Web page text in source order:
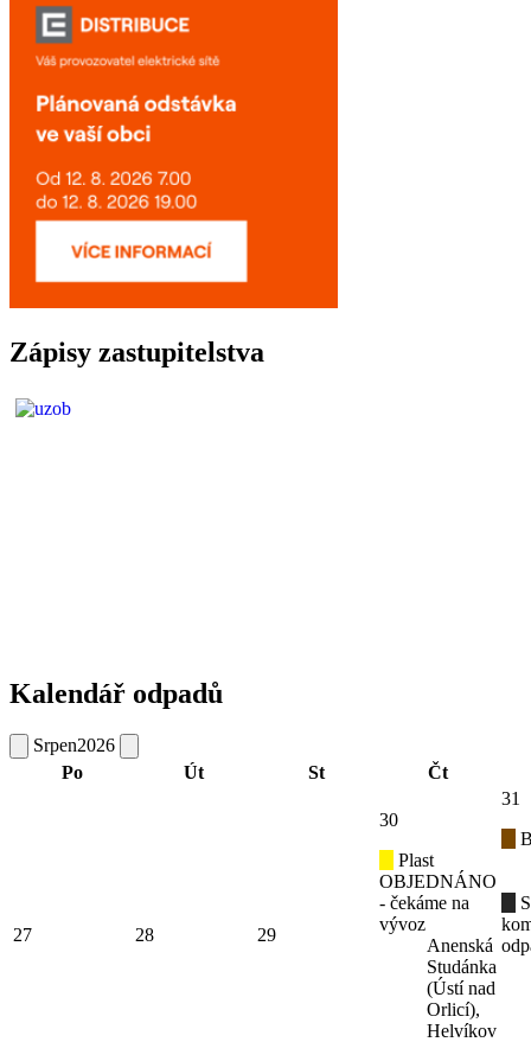
Zápisy zastupitelstva
Kalendář odpadů
Srpen2026
Po
Út St Čt
27 28 29
30
Plast
OBJEDNÁNO
- čekáme na
vývoz
Anenská
Studánka
(Ústí nad
Orlicí),
Helvíkov
31